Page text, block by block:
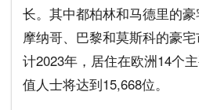
长。其中都柏林和马德里的豪
摩纳哥、巴黎和莫斯科的豪
计2023年，居住在欧洲14个
值人士将达到15,668位。